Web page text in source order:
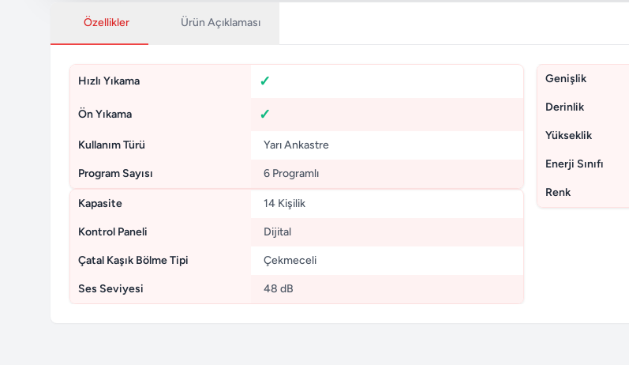
Özellikler Ürün Açıklaması
Hızlı Yıkama
Ön Yıkama
Kullanım Türü Yarı Ankastre
Program Sayısı 6 Programlı
Kapasite 14 Kişilik
Kontrol Paneli Dijital
Çatal Kaşık Bölme Tipi Çekmeceli
Ses Seviyesi 48 dB
Genişlik
Derinlik
Yükseklik
Enerji Sınıfı
Renk